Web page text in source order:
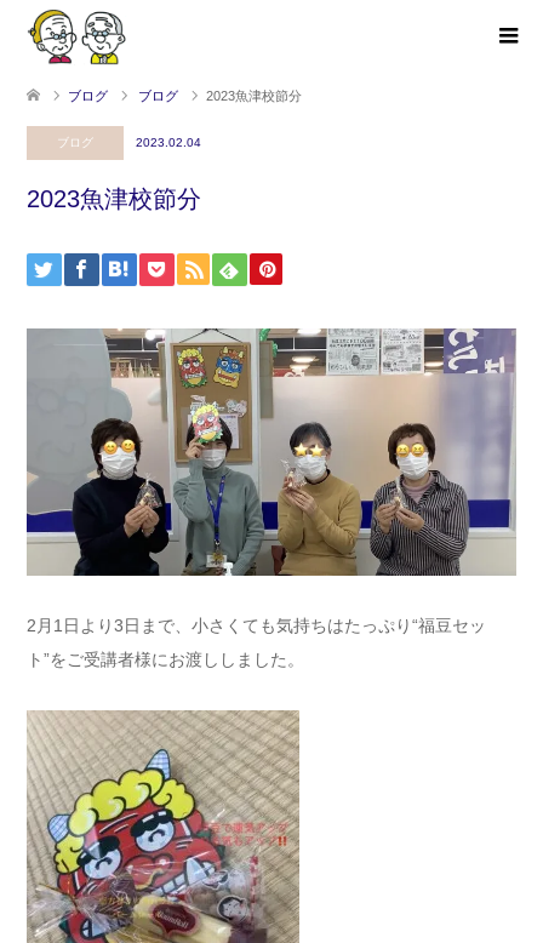
ブログ ブログ 2023魚津校節分
ブログ 2023.02.04
2023魚津校節分
2月1日より3日まで、小さくても気持ちはたっぷり“福豆セッ
ト”をご受講者様にお渡ししました。